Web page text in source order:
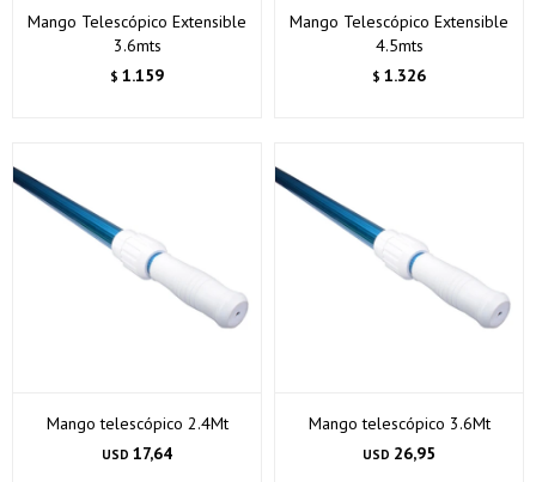
Mango Telescópico Extensible
3.6mts
$ 1.159
Mango Telescópico Extensible
4.5mts
$ 1.326
Mango telescópico 2.4Mt
USD 17,64
Mango telescópico 3.6Mt
USD 26,95